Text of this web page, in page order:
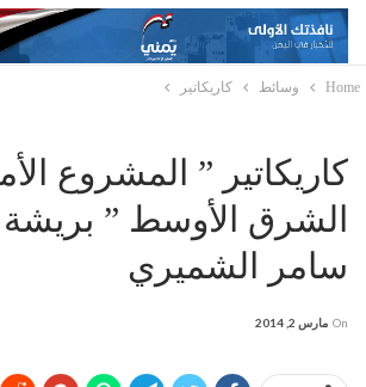
Home وسائط كاريكاتير
كاريكاتير ” المشروع
الشرق الأوسط ” بريشة
سامر الشميري
On مارس 2, 2014